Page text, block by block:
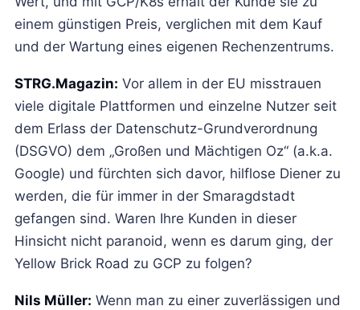
einem günstigen Preis, verglichen mit dem Kauf
und der Wartung eines eigenen Rechenzentrums.
STRG.Magazin: Vor allem in der EU misstrauen
viele digitale Plattformen und einzelne Nutzer seit
dem Erlass der Datenschutz-Grundverordnung
(DSGVO) dem „Großen und Mächtigen Oz“ (a.k.a.
Google) und fürchten sich davor, hilflose Diener zu
werden, die für immer in der Smaragdstadt
gefangen sind. Waren Ihre Kunden in dieser
Hinsicht nicht paranoid, wenn es darum ging, der
Yellow Brick Road zu GCP zu folgen?
Nils Müller: Wenn man zu einer zuverlässigen und